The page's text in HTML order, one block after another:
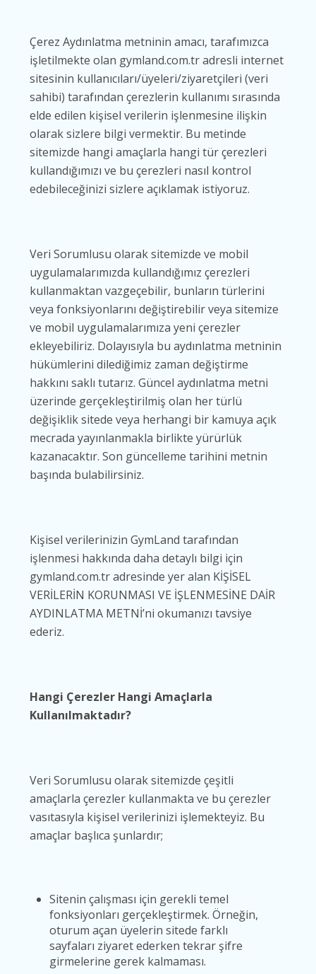
Çerez Aydınlatma metninin amacı, tarafımızca
işletilmekte olan gymland.com.tr adresli internet
sitesinin kullanıcıları/üyeleri/ziyaretçileri (veri
sahibi) tarafından çerezlerin kullanımı sırasında
elde edilen kişisel verilerin işlenmesine ilişkin
olarak sizlere bilgi vermektir. Bu metinde
sitemizde hangi amaçlarla hangi tür çerezleri
kullandığımızı ve bu çerezleri nasıl kontrol
edebileceğinizi sizlere açıklamak istiyoruz.
Veri Sorumlusu olarak sitemizde ve mobil
uygulamalarımızda kullandığımız çerezleri
kullanmaktan vazgeçebilir, bunların türlerini
veya fonksiyonlarını değiştirebilir veya sitemize
ve mobil uygulamalarımıza yeni çerezler
ekleyebiliriz. Dolayısıyla bu aydınlatma metninin
hükümlerini dilediğimiz zaman değiştirme
hakkını saklı tutarız. Güncel aydınlatma metni
üzerinde gerçekleştirilmiş olan her türlü
değişiklik sitede veya herhangi bir kamuya açık
mecrada yayınlanmakla birlikte yürürlük
kazanacaktır. Son güncelleme tarihini metnin
başında bulabilirsiniz.
Kişisel verilerinizin GymLand tarafından
işlenmesi hakkında daha detaylı bilgi için
gymland.com.tr adresinde yer alan KİŞİSEL
VERİLERİN KORUNMASI VE İŞLENMESİNE DAİR
AYDINLATMA METNİ’ni okumanızı tavsiye
ederiz.
Hangi Çerezler Hangi Amaçlarla
Kullanılmaktadır?
Veri Sorumlusu olarak sitemizde çeşitli
amaçlarla çerezler kullanmakta ve bu çerezler
vasıtasıyla kişisel verilerinizi işlemekteyiz. Bu
amaçlar başlıca şunlardır;
Sitenin çalışması için gerekli temel
fonksiyonları gerçekleştirmek. Örneğin,
oturum açan üyelerin sitede farklı
sayfaları ziyaret ederken tekrar şifre
girmelerine gerek kalmaması.